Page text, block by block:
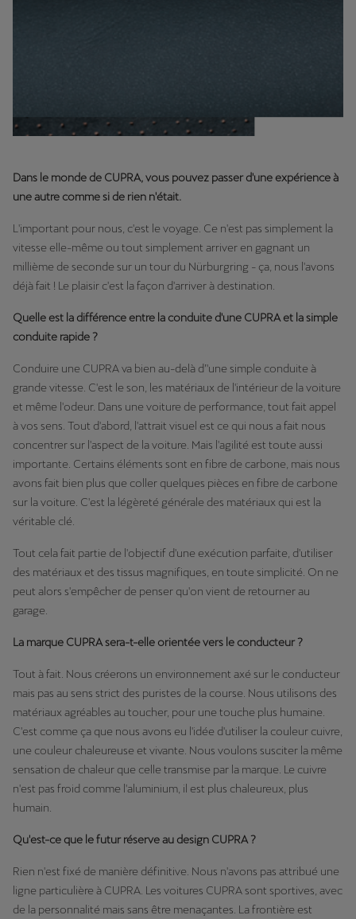
Dans le monde de CUPRA, vous pouvez passer d'une expérience à
une autre comme si de rien n'était.
L'important pour nous, c'est le voyage. Ce n'est pas simplement la
vitesse elle-même ou tout simplement arriver en gagnant un
millième de seconde sur un tour du Nürburgring - ça, nous l'avons
déjà fait ! Le plaisir c'est la façon d'arriver à destination.
Quelle est la différence entre la conduite d'une CUPRA et la simple
conduite rapide ?
Conduire une CUPRA va bien au-delà d’'une simple conduite à
grande vitesse. C'est le son, les matériaux de l'intérieur de la voiture
et même l'odeur. Dans une voiture de performance, tout fait appel
à vos sens. Tout d'abord, l'attrait visuel est ce qui nous a fait nous
concentrer sur l'aspect de la voiture. Mais l'agilité est toute aussi
importante. Certains éléments sont en fibre de carbone, mais nous
avons fait bien plus que coller quelques pièces en fibre de carbone
sur la voiture. C'est la légèreté générale des matériaux qui est la
véritable clé.
Tout cela fait partie de l'objectif d'une exécution parfaite, d'utiliser
des matériaux et des tissus magnifiques, en toute simplicité. On ne
peut alors s'empêcher de penser qu'on vient de retourner au
garage.
La marque CUPRA sera-t-elle orientée vers le conducteur ?
Tout à fait. Nous créerons un environnement axé sur le conducteur
mais pas au sens strict des puristes de la course. Nous utilisons des
matériaux agréables au toucher, pour une touche plus humaine.
C'est comme ça que nous avons eu l'idée d'utiliser la couleur cuivre,
une couleur chaleureuse et vivante. Nous voulons susciter la même
sensation de chaleur que celle transmise par la marque. Le cuivre
n'est pas froid comme l'aluminium, il est plus chaleureux, plus
humain.
Qu'est-ce que le futur réserve au design CUPRA ?
Rien n'est fixé de manière définitive. Nous n'avons pas attribué une
ligne particulière à CUPRA. Les voitures CUPRA sont sportives, avec
de la personnalité mais sans être menaçantes. La frontière est